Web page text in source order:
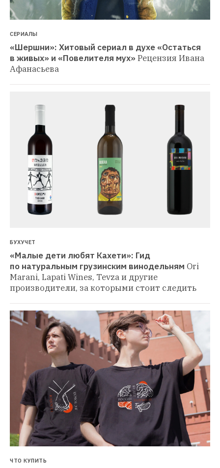
СЕРИАЛЫ
«Шершни»: Хитовый сериал в духе «Остаться
в живых» и «Повелителя мух» Рецензия Ивана
Афанасьева
БУХУЧЕТ
«Малые дети любят Кахети»: Гид
по натуральным грузинским винодельням Ori
Marani, Lapati Wines, Tevza и другие
производители, за которыми стоит следить
ЧТО КУПИТЬ